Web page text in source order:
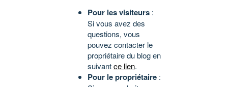
Pour les visiteurs :
Si vous avez des
questions, vous
pouvez contacter le
propriétaire du blog en
suivantce lien.
Pour le propriétaire :